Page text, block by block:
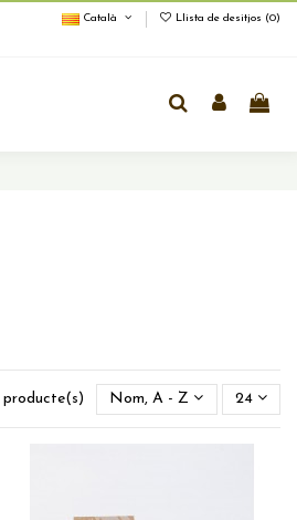
Català Llista de desitjos (0)
producte(s) Nom, A - Z 24